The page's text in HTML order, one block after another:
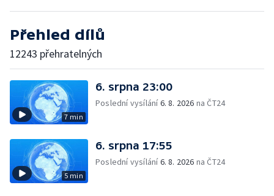
Přehled dílů
12243 přehratelných
7 min
6. srpna 23:00
Poslední vysílání6. 8. 2026 na ČT24
5 min
6. srpna 17:55
Poslední vysílání6. 8. 2026 na ČT24